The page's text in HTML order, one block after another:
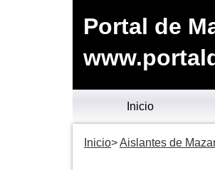
Portal de
Inicio
Inicio Aislantes de